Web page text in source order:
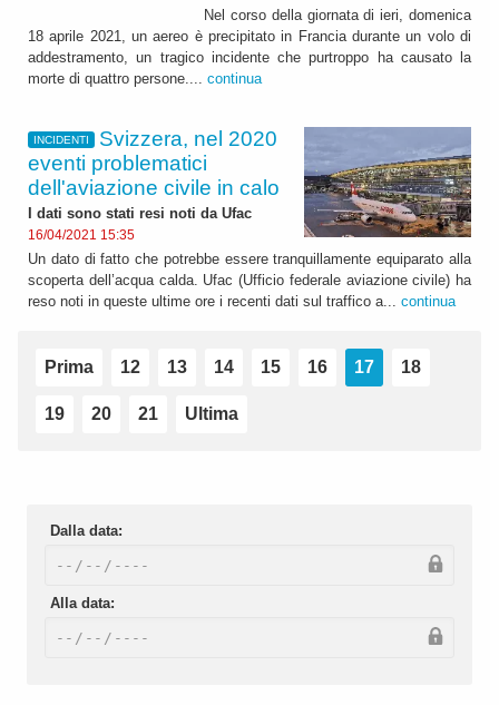
Nel corso della giornata di ieri, domenica
18 aprile 2021, un aereo è precipitato in Francia durante un volo di
addestramento, un tragico incidente che purtroppo ha causato la
morte di quattro persone.... continua
INCIDENTI
Svizzera, nel 2020
eventi problematici
dell'aviazione civile in calo
I dati sono stati resi noti da Ufac
16/04/2021 15:35
Un dato di fatto che potrebbe essere tranquillamente equiparato alla
scoperta dell’acqua calda. Ufac (Ufficio federale aviazione civile) ha
reso noti in queste ultime ore i recenti dati sul traffico a... continua
Prima 12 13 14 15 16 17 18
19 20 21 Ultima
Dalla data:
Alla data: